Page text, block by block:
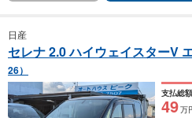
日産
セレナ 2.0 ハイウェイスターV
26）
支払総額
49万